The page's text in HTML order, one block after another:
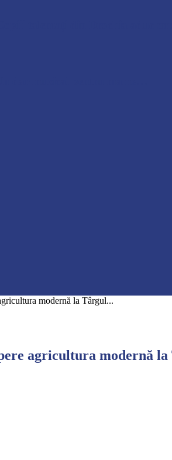
modernă la Târgul...
agricultura modernă